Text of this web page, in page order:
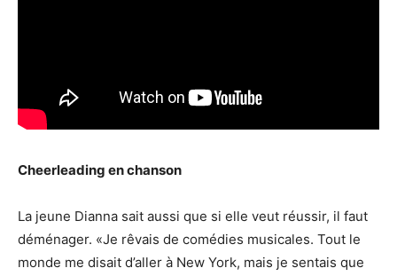
Cheerleading en chanson
La jeune Dianna sait aussi que si elle veut réussir, il faut
déménager. «Je rêvais de comédies musicales. Tout le
monde me disait d’aller à New York, mais je sentais que